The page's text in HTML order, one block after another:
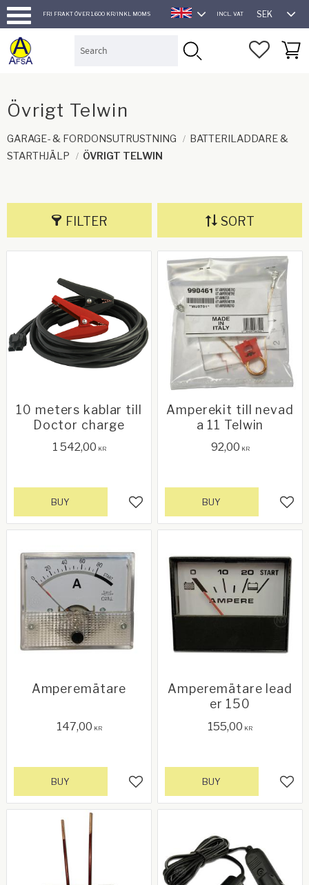
Menu
FRI FRAKT ÖVER 1.600 KR/INKL MOMS
ENGLISH
INCL. VAT SEK
Övrigt Telwin
GARAGE- & FORDONSUTRUSTNING
BATTERILADDARE &
STARTHJÄLP
ÖVRIGT TELWIN
FILTER SORT
10 meters kablar till
Doctor charge
1 542,00 KR
Add to favorites
BUY
Amperekit till nevad
a 11 Telwin
92,00 KR
BUY
Amperemätare
147,00 KR
Add to favorites
BUY
Amperemätare lead
er 150
155,00 KR
BUY